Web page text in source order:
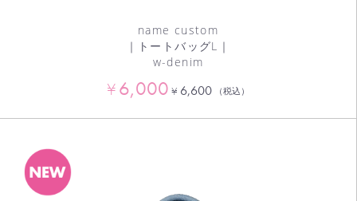
name custom
｜トートバッグL｜
w-denim
¥6,000 ¥ 6,600 （税込）